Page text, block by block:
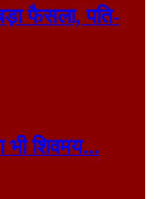
फैसला, पति-
भी शिवमय...